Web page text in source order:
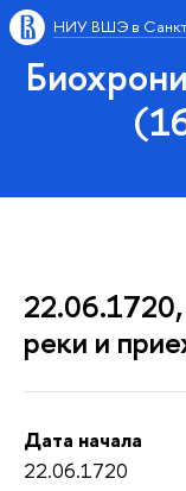
НИУ ВШЭ в
реки и
Дата начала
22.06.1720